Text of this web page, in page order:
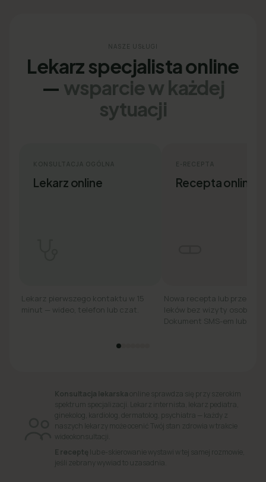
NASZE USŁUGI
Lekarz specjalista online
— wsparcie w każdej
sytuacji
Lekarz online
Lekarz pierwszego kontaktu w 15
minut — wideo, telefon lub czat.
E-RECEPTA
Recepta online
Nowa recepta lub
leków bez wizyty osobiście.
Dokument SMS-em lub e-
Konsultacja lekarskaonline sprawdza się przy szerokim
spektrum specjalizacji. Lekarz internista, lekarz pediatra,
ginekolog, kardiolog, dermatolog, psychiatra — każdy z
naszych lekarzy może ocenić Twój stan zdrowia w trakcie
wideokonsultacji.
E receptę lub e-skierowanie wystawi w tej samej rozmowie,
jeśli zebrany wywiad to uzasadnia.